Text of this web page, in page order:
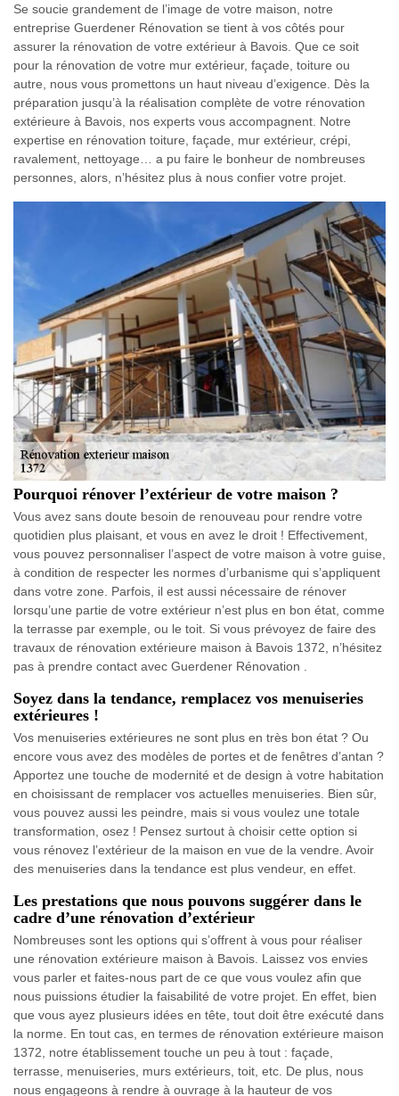
Se soucie grandement de l’image de votre maison, notre
entreprise Guerdener Rénovation se tient à vos côtés pour
assurer la rénovation de votre extérieur à Bavois. Que ce soit
pour la rénovation de votre mur extérieur, façade, toiture ou
autre, nous vous promettons un haut niveau d’exigence. Dès la
préparation jusqu’à la réalisation complète de votre rénovation
extérieure à Bavois, nos experts vous accompagnent. Notre
expertise en rénovation toiture, façade, mur extérieur, crépi,
ravalement, nettoyage… a pu faire le bonheur de nombreuses
personnes, alors, n’hésitez plus à nous confier votre projet.
Pourquoi rénover l’extérieur de votre maison ?
Vous avez sans doute besoin de renouveau pour rendre votre
quotidien plus plaisant, et vous en avez le droit ! Effectivement,
vous pouvez personnaliser l’aspect de votre maison à votre guise,
à condition de respecter les normes d’urbanisme qui s’appliquent
dans votre zone. Parfois, il est aussi nécessaire de rénover
lorsqu’une partie de votre extérieur n’est plus en bon état, comme
la terrasse par exemple, ou le toit. Si vous prévoyez de faire des
travaux de rénovation extérieure maison à Bavois 1372, n’hésitez
pas à prendre contact avec Guerdener Rénovation .
Soyez dans la tendance, remplacez vos menuiseries
extérieures !
Vos menuiseries extérieures ne sont plus en très bon état ? Ou
encore vous avez des modèles de portes et de fenêtres d’antan ?
Apportez une touche de modernité et de design à votre habitation
en choisissant de remplacer vos actuelles menuiseries. Bien sûr,
vous pouvez aussi les peindre, mais si vous voulez une totale
transformation, osez ! Pensez surtout à choisir cette option si
vous rénovez l’extérieur de la maison en vue de la vendre. Avoir
des menuiseries dans la tendance est plus vendeur, en effet.
Les prestations que nous pouvons suggérer dans le
cadre d’une rénovation d’extérieur
Nombreuses sont les options qui s’offrent à vous pour réaliser
une rénovation extérieure maison à Bavois. Laissez vos envies
vous parler et faites-nous part de ce que vous voulez afin que
nous puissions étudier la faisabilité de votre projet. En effet, bien
que vous ayez plusieurs idées en tête, tout doit être exécuté dans
la norme. En tout cas, en termes de rénovation extérieure maison
1372, notre établissement touche un peu à tout : façade,
terrasse, menuiseries, murs extérieurs, toit, etc. De plus, nous
nous engageons à rendre à ouvrage à la hauteur de vos